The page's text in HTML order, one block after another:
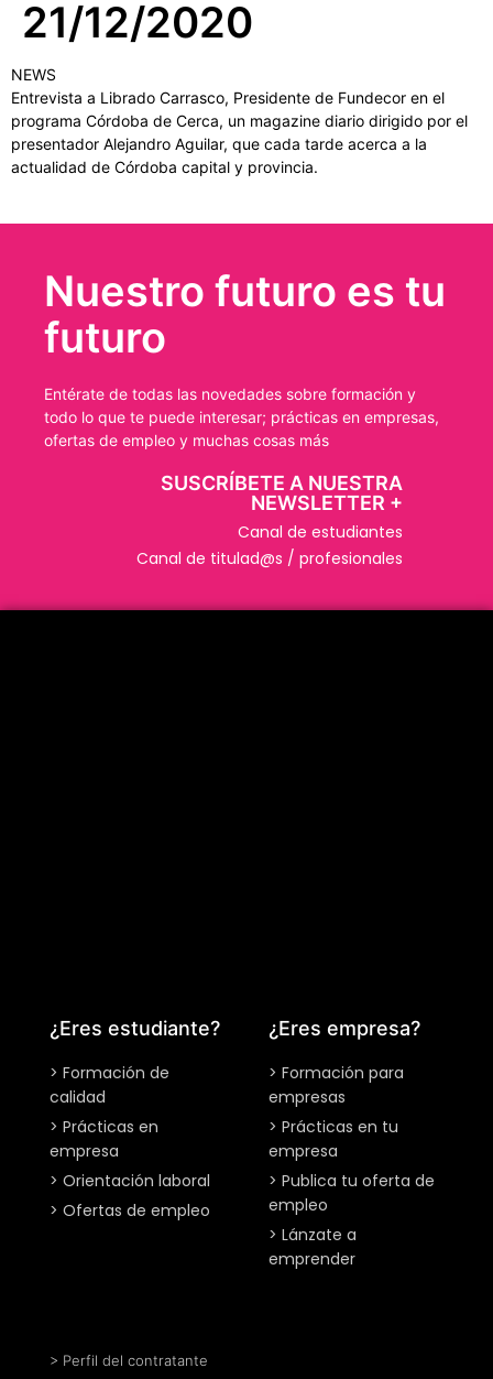
21/12/2020
NEWS
Entrevista a Librado Carrasco, Presidente de Fundecor en el
programa Córdoba de Cerca, un magazine diario dirigido por el
presentador Alejandro Aguilar, que cada tarde acerca a la
actualidad de Córdoba capital y provincia.
Nuestro futuro es tu
futuro
Entérate de todas las novedades sobre formación y
todo lo que te puede interesar; prácticas en empresas,
ofertas de empleo y muchas cosas más
SUSCRÍBETE A NUESTRA
NEWSLETTER +​
Canal de estudiantes
Canal de titulad@s / profesionales
¿Eres estudiante?
> Formación de
calidad
> Prácticas en
empresa
> Orientación laboral
> Ofertas de empleo
¿Eres empresa?
> Formación para
empresas
> Prácticas en tu
empresa
> Publica tu oferta de
empleo
> Lánzate a
emprender
> Perfil del contratante